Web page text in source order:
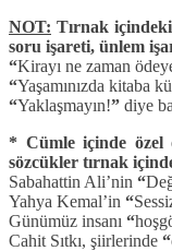
NOT: Tırnak
soru işareti, ünlem
“Kirayı ne zaman
“Yaşamınızda kitaba
“Yaklaşmayın!” diye
* Cümle içinde özel
sözcükler tırnak
Sabahattin Ali’nin “
Yahya Kemal’in “
Günümüz insanı “
Cahit Sıtkı, şiirlerinde “